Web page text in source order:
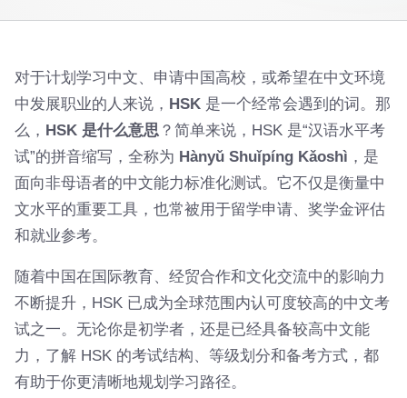
对于计划学习中文、申请中国高校，或希望在中文环境
中发展职业的人来说， HSK 是一个经常会遇到的词。那
么， HSK 是什么意思 ？简单来说，HSK 是“汉语水平考
试”的拼音缩写，全称为 Hànyǔ Shuǐpíng Kǎoshì ，是
面向非母语者的中文能力标准化测试。它不仅是衡量中
文水平的重要工具，也常被用于留学申请、奖学金评估
和就业参考。
随着中国在国际教育、经贸合作和文化交流中的影响力
不断提升，HSK 已成为全球范围内认可度较高的中文考
试之一。无论你是初学者，还是已经具备较高中文能
力，了解 HSK 的考试结构、等级划分和备考方式，都
有助于你更清晰地规划学习路径。